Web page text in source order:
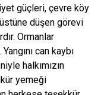
güçleri, çevre köy
düşen görevi
Ormanlar
can kaybı
halkımızın
yemeği